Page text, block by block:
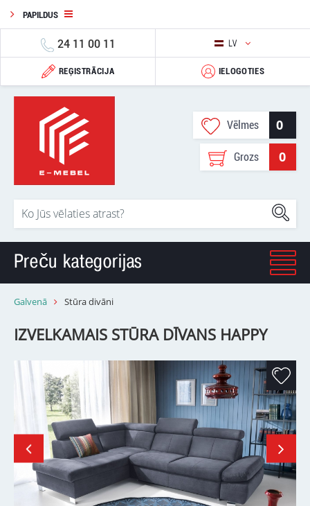
PAPILDUS
24 11 00 11 LV
REĢISTRĀCIJA IELOGOTIES
Vēlmes 0
Grozs 0
Preču kategorijas
Galvenā Stūra divāni
IZVELKAMAIS STŪRA DĪVANS HAPPY